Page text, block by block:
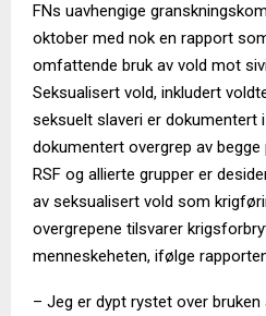
FNs uavhengige
oktober med nok en rapport
omfattende bruk av vold mot
Seksualisert vold, inkludert
seksuelt slaveri er dokumentert
dokumentert overgrep av
RSF og allierte grupper er
av seksualisert vold som
overgrepene tilsvarer
menneskeheten, ifølge
– Jeg er dypt rystet over